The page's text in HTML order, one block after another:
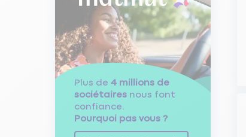
Plus de 4 millions de
sociétaires nous font
confiance.
Pourquoi pas vous ?